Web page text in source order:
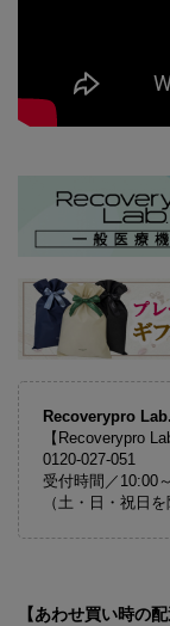
Recoverypro
【Recoverypro
0120-027-051
受付時間／10:00
（土・日・祝日
【あわせ買い時の